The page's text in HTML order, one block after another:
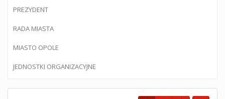
PREZYDENT
RADA MIASTA
MIASTO OPOLE
JEDNOSTKI ORGANIZACYJNE